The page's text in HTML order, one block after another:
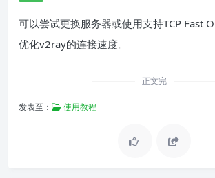
可以尝试更换服务器或使用支持TCP Fast
优化v2ray的连接速度。
正文完
发表至： 使用教程